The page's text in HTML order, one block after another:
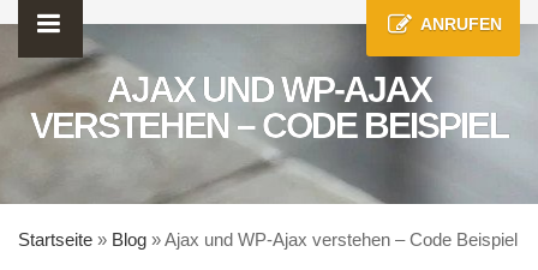
ANRUFEN
AJAX UND WP-AJAX
VERSTEHEN – CODE BEISPIEL
Startseite » Blog »Ajax und WP-Ajax verstehen – Code Beispiel